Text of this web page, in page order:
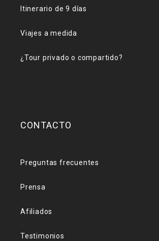
Itinerario de 9 días
Viajes a medida
¿Tour privado o compartido?
CONTACTO
Preguntas frecuentes
Prensa
Afiliados
Testimonios